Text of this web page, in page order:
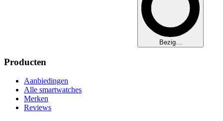
Bezig…
Producten
Aanbiedingen
Alle smartwatches
Merken
Reviews